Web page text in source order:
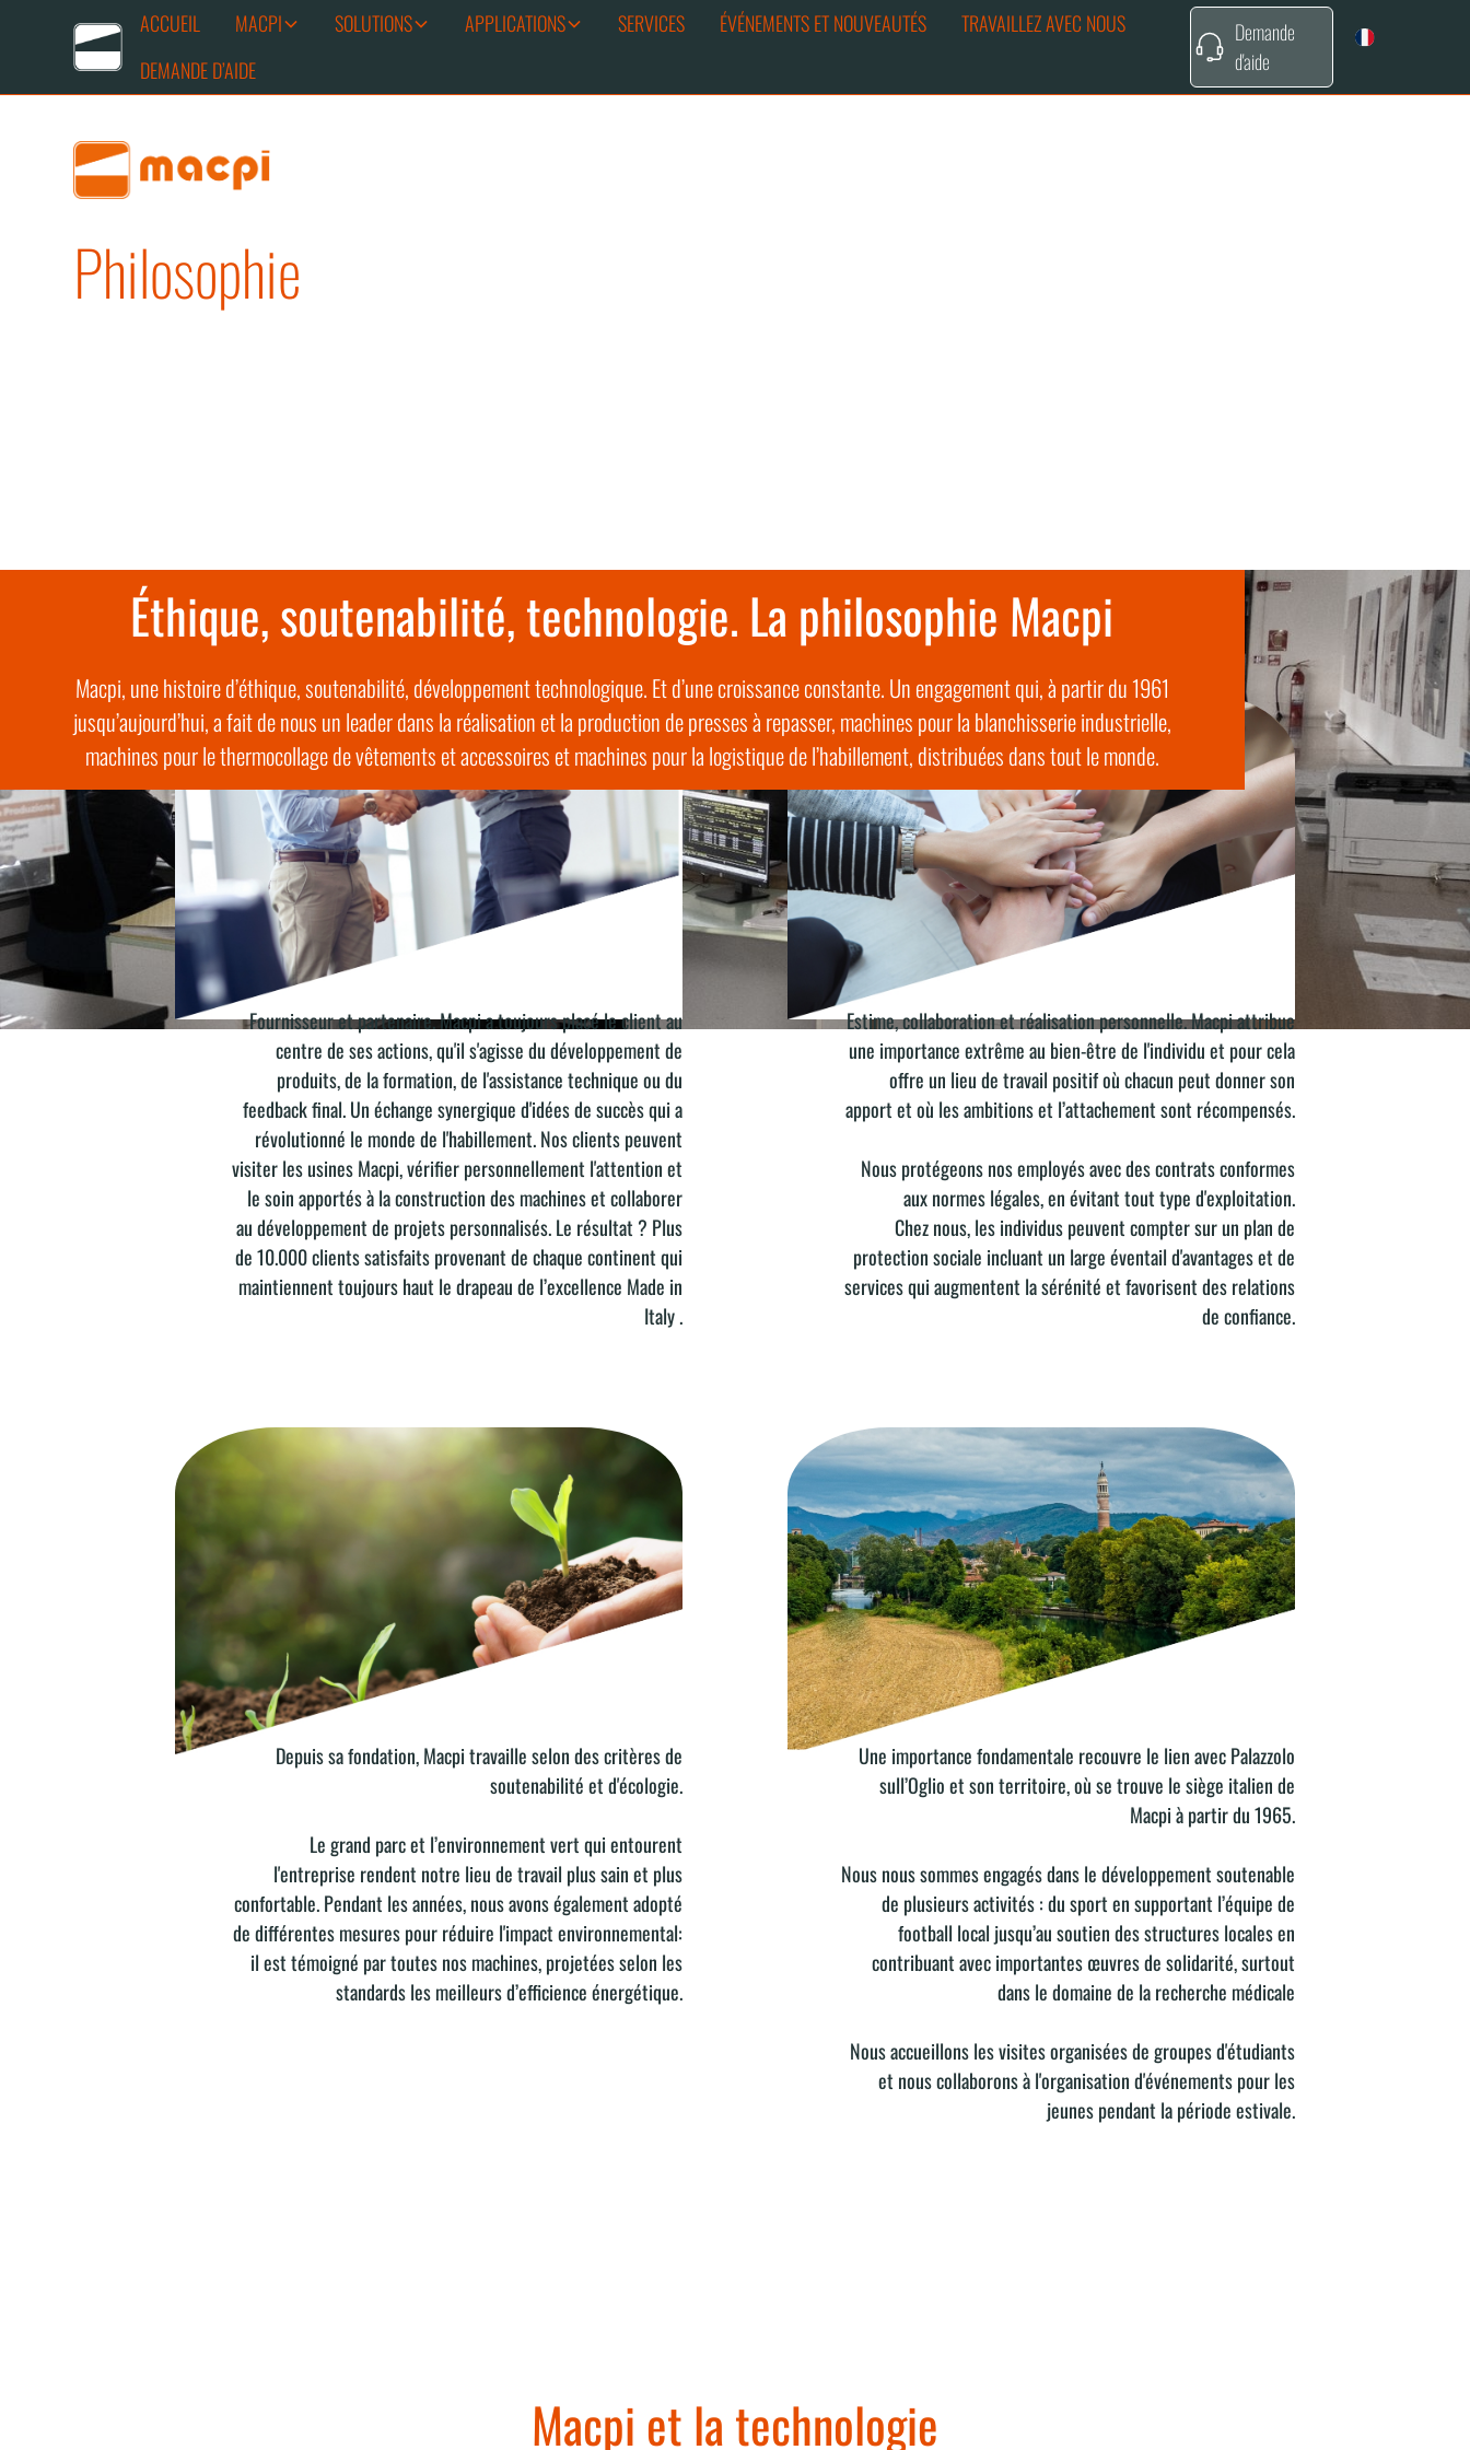
ACCUEIL MACPI SOLUTIONS APPLICATIONS SERVICES ÉVÉNEMENTS ET NOUVEAUTÉS
TRAVAILLEZ AVEC NOUS
DEMANDE D’AIDE
Demande
d'aide
Philosophie
Attention aux partenaires et au territoire:
Éthique, soutenabilité, technologie. La philosophie Macpi
Macpi, une histoire d’éthique, soutenabilité, développement technologique. Et d’une croissance constante. Un engagement qui, à partir du 1961
jusqu’aujourd’hui, a fait de nous un leader dans la réalisation et la production de presses à repasser, machines pour la blanchisserie industrielle,
machines pour le thermocollage de vêtements et accessoires et machines pour la logistique de l’habillement, distribuées dans tout le monde.
ATTENTION AU CLIENT
Fournisseur et partenaire. Macpi a toujours placé le client au
centre de ses actions, qu'il s'agisse du développement de
produits, de la formation, de l'assistance technique ou du
feedback final. Un échange synergique d'idées de succès qui a
révolutionné le monde de l'habillement. Nos clients peuvent
visiter les usines Macpi, vérifier personnellement l'attention et
le soin apportés à la construction des machines et collaborer
au développement de projets personnalisés. Le résultat ? Plus
de 10.000 clients satisfaits provenant de chaque continent qui
maintiennent toujours haut le drapeau de l’excellence Made in
Italy .
BIEN-ÊTRE DANS L'ENTREPRISES
Estime, collaboration et réalisation personnelle. Macpi attribue
une importance extrême au bien-être de l'individu et pour cela
offre un lieu de travail positif où chacun peut donner son
apport et où les ambitions et l’attachement sont récompensés.
Nous protégeons nos employés avec des contrats conformes
aux normes légales, en évitant tout type d'exploitation.
Chez nous, les individus peuvent compter sur un plan de
protection sociale incluant un large éventail d'avantages et de
services qui augmentent la sérénité et favorisent des relations
de confiance.
SOUTENABILITÉDepuis sa fondation, Macpi travaille selon des critères de
soutenabilité et d'écologie.
Le grand parc et l’environnement vert qui entourent
l'entreprise rendent notre lieu de travail plus sain et plus
confortable. Pendant les années, nous avons également adopté
de différentes mesures pour réduire l'impact environnemental:
il est témoigné par toutes nos machines, projetées selon les
standards les meilleurs d’efficience énergétique.
DÉVELOPPEMENT DU TERRITOIRE
Une importance fondamentale recouvre le lien avec Palazzolo
sull’Oglio et son territoire, où se trouve le siège italien de
Macpi à partir du 1965.
Nous nous sommes engagés dans le développement soutenable
de plusieurs activités : du sport en supportant l’équipe de
football local jusqu’au soutien des structures locales en
contribuant avec importantes œuvres de solidarité, surtout
dans le domaine de la recherche médicale
Nous accueillons les visites organisées de groupes d'étudiants
et nous collaborons à l'organisation d'événements pour les
jeunes pendant la période estivale.
Macpi et la technologie